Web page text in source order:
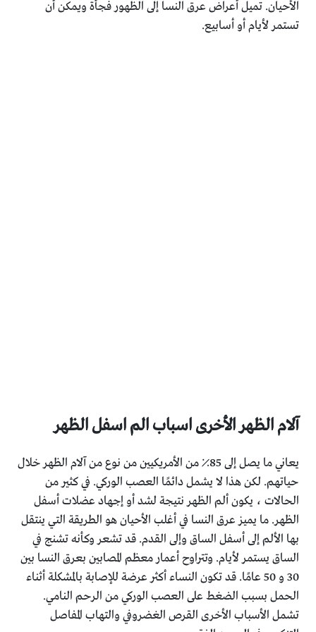
الأحيان. تميل أعراض عرق النسا إلى الظهور فجأة ويمكن أن
تستمر لأيام أو أسابيع.
آلام الظهر الأخرى اسباب الم اسفل الظهر
يعاني ما يصل إلى 85٪ من الأمريكيين من نوع من آلام الظهر خلال
حياتهم. لكن هذا لا يشمل دائمًا العصب الوركي. في كثير من
الحالات ، يكون ألم الظهر نتيجة لشد أو إجهاد عضلات أسفل
الظهر. ما يميز عرق النسا في أغلب الأحيان هو الطريقة التي ينتقل
بها الألم إلى أسفل الساق وإلى القدم. قد تشعر وكأنه تشنج في
الساق يستمر لأيام. وتتراوح أعمار معظم المصابين بعرق النسا بين
30 و 50 عامًا. قد تكون النساء أكثر عرضة للإصابة بالمشكلة أثناء
الحمل بسبب الضغط على العصب الوركي من الرحم النامي.
تشمل الأسباب الأخرى القرص الغضروفي والتهاب المفاصل